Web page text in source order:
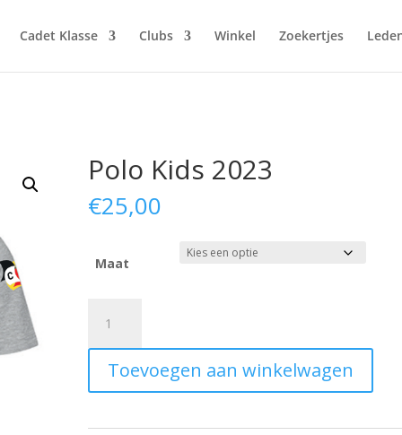
Cadet Klasse Clubs Winkel Zoekertjes
Polo Kids 2023
€25,00
Maat
Kids
2023
aantalToevoegen aan winkelwagen